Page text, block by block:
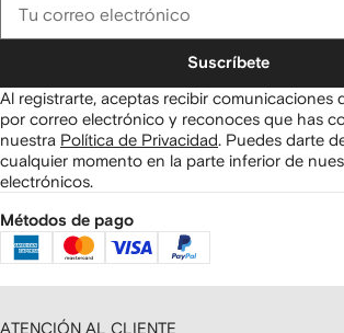
Suscríbete
Al registrarte, aceptas recibir comunicaciones
por correo electrónico y reconoces que has
nuestra Política de Privacidad Puedes darte
cualquier momento en la parte inferior de
electrónicos.
Métodos de pago
ATENCIÓN AL CLIENTE